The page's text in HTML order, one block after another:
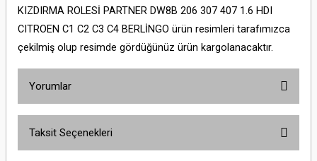
KIZDIRMA ROLESİ PARTNER DW8B 206 307 407 1.6 HDI
CITROEN C1 C2 C3 C4 BERLİNGO ürün resimleri tarafımızca
çekilmiş olup resimde gördüğünüz ürün kargolanacaktır.
Yorumlar
Taksit Seçenekleri